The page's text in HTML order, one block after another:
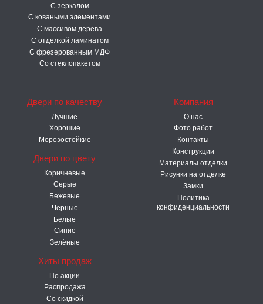
С зеркалом
С коваными элементами
С массивом дерева
С отделкой ламинатом
С фрезерованным МДФ
Со стеклопакетом
Двери по качеству
Лучшие
Хорошие
Морозостойкие
Двери по цвету
Коричневые
Серые
Бежевые
Чёрные
Белые
Синие
Зелёные
Хиты продаж
По акции
Распродажа
Со скидкой
Компания
О нас
Фото работ
Контакты
Конструкции
Материалы отделки
Рисунки на отделке
Замки
Политика
конфиденциальности